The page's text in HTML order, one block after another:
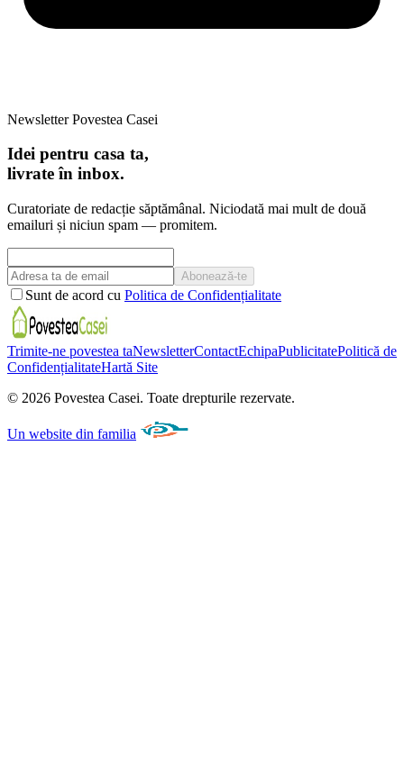
Newsletter Povestea Casei
Idei pentru casa ta,
livrate în inbox.
Curatoriate de redacție săptămânal. Niciodată mai mult de două
emailuri și niciun spam — promitem.
Abonează-te
Sunt de acord cu Politica de Confidențialitate
Trimite-ne povestea taNewsletterContactEchipaPublicitatePolitică de
ConfidențialitateHartă Site
© 2026 Povestea Casei. Toate drepturile rezervate.
Un website din familia